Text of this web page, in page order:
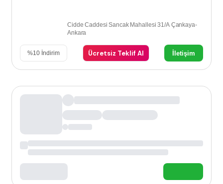
Cidde Caddesi Sancak Mahallesi 31/A Çankaya-
Ankara
%10 İndirim Ücretsiz Teklif Al İletişim